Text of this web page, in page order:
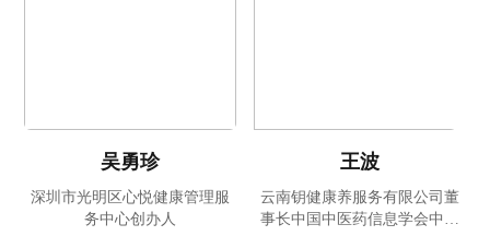
吴勇珍
深圳市光明区心悦健康管理服
务中心创办人
王波
云南钥健康养服务有限公司董
事长中国中医药信息学会中医